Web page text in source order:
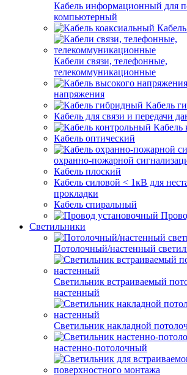
Кабель информационный для
компьютерный
Кабели связи, телефонные,
телекоммуникационные
напряжения
Кабель
Кабель для связи и передачи
Кабель
Кабель оптический
охранно-пожарной
Кабель плоский
Кабель силовой < 1кВ для
прокладки
Кабель спиральный
Светильники
Потолочный/настенный
Светильник встраиваемый
настенный
Светильник накладной
настенно-потолочный